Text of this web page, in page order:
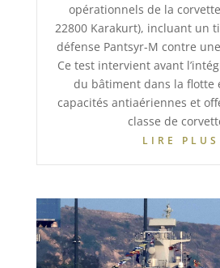
opérationnels de la
22800 Karakurt), incluant un
défense Pantsyr-M contre
Ce test intervient avant
du bâtiment dans la flotte
capacités antiaériennes et
classe de
LIRE PLUS